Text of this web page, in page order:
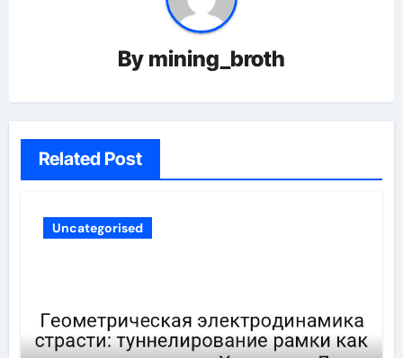
By mining_broth
Related Post
Uncategorised